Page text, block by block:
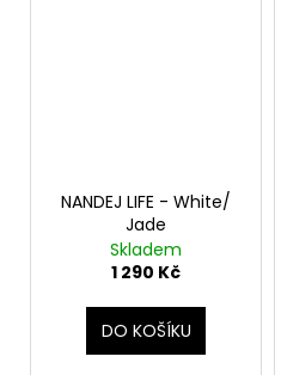
NANDEJ LIFE - White/
Jade
Skladem
1 290 Kč
DO KOŠÍKU